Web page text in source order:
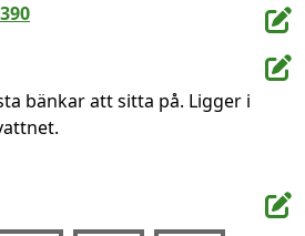
bänkar att sitta på. Ligger i